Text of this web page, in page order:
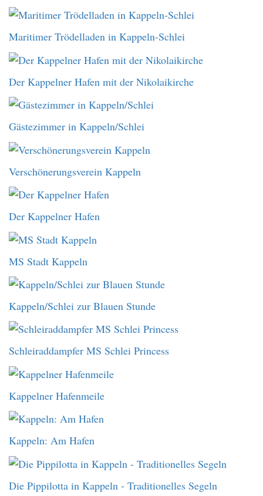
Maritimer Trödelladen in Kappeln-Schlei
Der Kappelner Hafen mit der Nikolaikirche
Gästezimmer in Kappeln/Schlei
Verschönerungsverein Kappeln
Der Kappelner Hafen
MS Stadt Kappeln
Kappeln/Schlei zur Blauen Stunde
Schleiraddampfer MS Schlei Princess
Kappelner Hafenmeile
Kappeln: Am Hafen
Die Pippilotta in Kappeln - Traditionelles Segeln